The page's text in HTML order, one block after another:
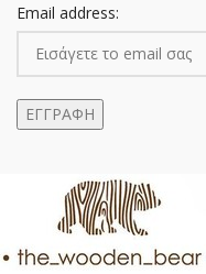
Email address: